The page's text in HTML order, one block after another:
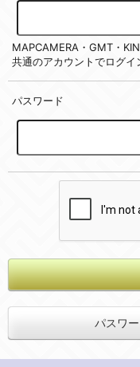
MAPCAMERA・GMT・
共通のアカウントでログイ
パスワード
パスワ